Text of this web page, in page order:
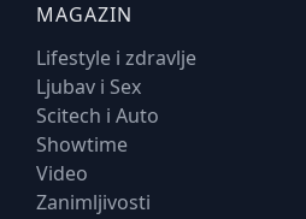
MAGAZIN
Lifestyle i zdravlje
Ljubav i Sex
Scitech i Auto
Showtime
Video
Zanimljivosti